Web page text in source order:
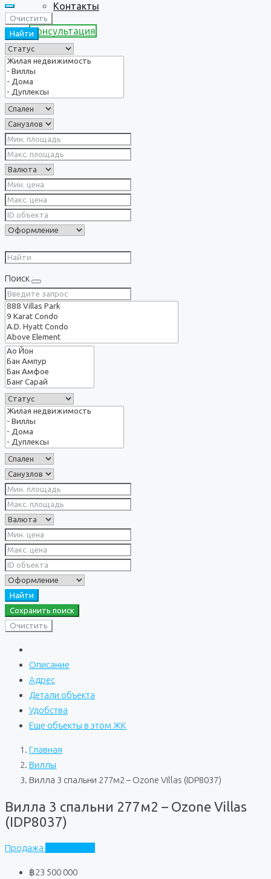
Контакты
Консультация
Очистить
Найти
Поиск
Найти
Сохранить поиск
Очистить
Описание
Адрес
Детали объекта
Удобства
Еще объекты в этом ЖК
Главная
Виллы
Вилла 3 спальни 277м2 – Ozone Villas (IDP8037)
Вилла 3 спальни 277м2 – Ozone Villas
(IDP8037)
Продажа
฿23 500 000